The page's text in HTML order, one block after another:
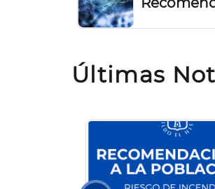
Últimas